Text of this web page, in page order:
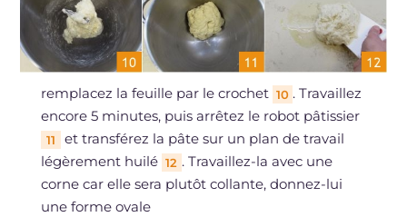
remplacez la feuille par le crochet 10 . Travaillez
encore 5 minutes, puis arrêtez le robot pâtissier
11
et transférez la pâte sur un plan de travail
légèrement huilé 12 . Travaillez-la avec une
corne car elle sera plutôt collante, donnez-lui
une forme ovale